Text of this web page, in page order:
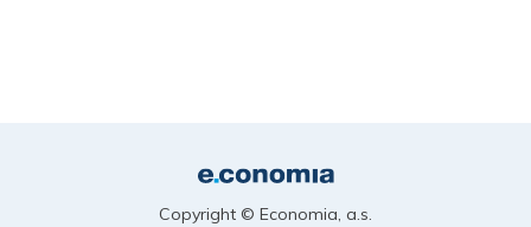
Copyright © Economia, a.s.